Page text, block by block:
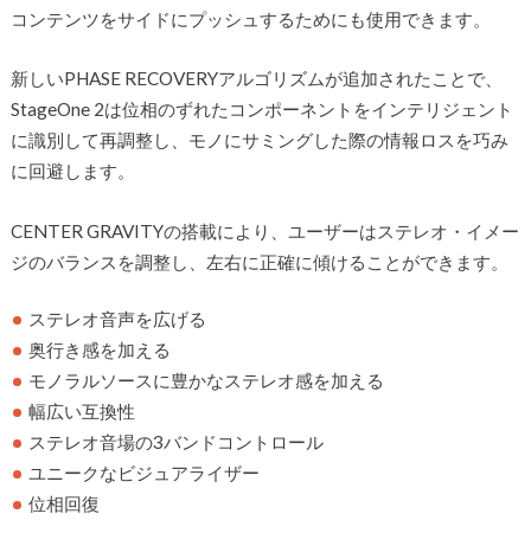
コンテンツをサイドにプッシュするためにも使用できます。
新しいPHASE RECOVERYアルゴリズムが追加されたことで、
StageOne 2は位相のずれたコンポーネントをインテリジェント
に識別して再調整し、モノにサミングした際の情報ロスを巧み
に回避します。
CENTER GRAVITYの搭載により、ユーザーはステレオ・イメー
ジのバランスを調整し、左右に正確に傾けることができます。
ステレオ音声を広げる
奥行き感を加える
モノラルソースに豊かなステレオ感を加える
幅広い互換性
ステレオ音場の3バンドコントロール
ユニークなビジュアライザー
位相回復